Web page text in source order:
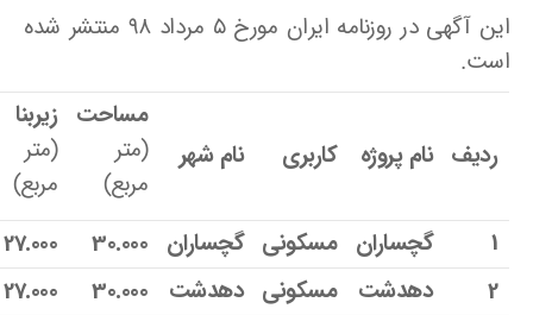
این آگهی در روزنامه ایران مورخ ۵ مرداد ۹۸ منتشر شده
است.
ردیف نام پروژه کاربری نام شهر
مساحت
(متر
مربع)
زیربنا
(متر
مربع)
1
گچساران مسکونی گچساران 30.000
27.000
2
دهدشت مسکونی دهدشت 30.000
27.000